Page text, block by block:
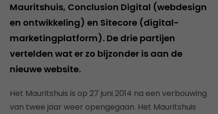
Mauritshuis, Conclusion Digital (webdesign
en ontwikkeling) en Sitecore (digital-
marketingplatform). De drie partijen
vertelden wat er zo bijzonder is aan de
nieuwe website.
Het Mauritshuis is op 27 juni 2014 na een verbouwing
van twee jaar weer opengegaan. Het Mauritshuis